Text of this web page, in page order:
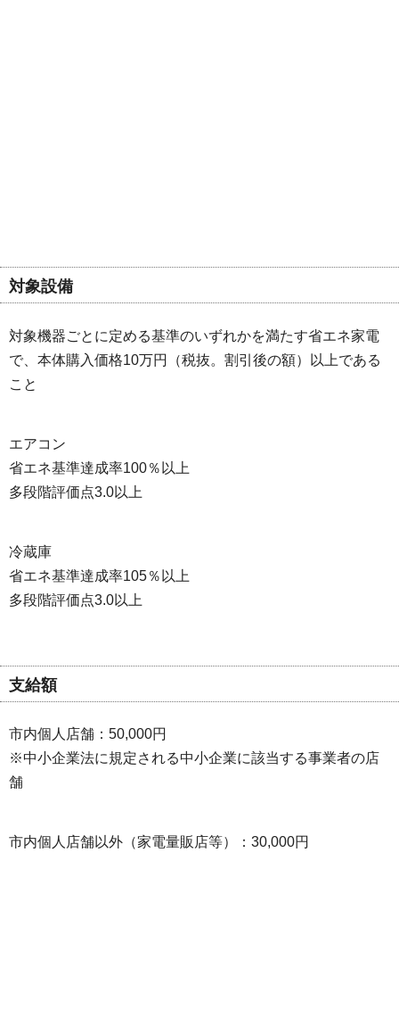
対象設備
対象機器ごとに定める基準のいずれかを満たす省エネ家電
で、本体購入価格10万円（税抜。割引後の額）以上である
こと
エアコン
省エネ基準達成率100％以上
多段階評価点3.0以上
冷蔵庫
省エネ基準達成率105％以上
多段階評価点3.0以上
支給額
市内個人店舗：50,000円
※中小企業法に規定される中小企業に該当する事業者の店
舗
市内個人店舗以外（家電量販店等）：30,000円